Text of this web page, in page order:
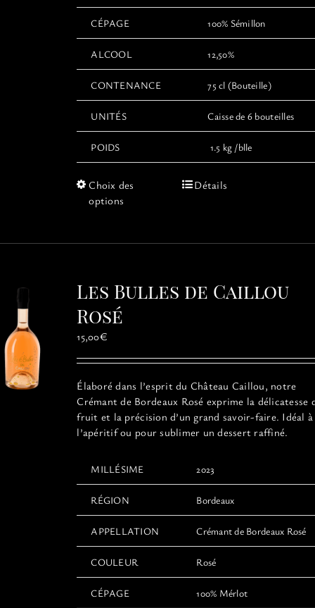
CÉPAGE 100% Sémillon
ALCOOL 12,50%
CONTENANCE 75 cl (Bouteille)
UNITÉS Caisse de 6 bouteilles
POIDS 1.5 kg /blle
Choix des
options
Ce
variations.
peuvent
la
du
produit
Détails
Les Bulles de Caillou
Rosé
15,00€
Élaboré dans l’esprit du Château Caillou, notre
Crémant de Bordeaux Rosé exprime la délicatesse
fruit et la précision d’un grand savoir-faire. Idéal à
l’apéritif ou pour sublimer un dessert raffiné.
MILLÉSIME 2023
RÉGION Bordeaux
APPELLATION Crémant de Bordeaux Rosé
COULEUR Rosé
CÉPAGE 100% Mérlot